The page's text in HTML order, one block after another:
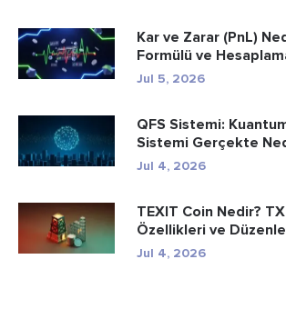
Kar ve Zarar (PnL)
Formülü ve
Jul 5, 2026
QFS Sistemi:
Sistemi Gerçekte
Jul 4, 2026
TEXIT Coin Nedir?
Özellikleri ve
Jul 4, 2026